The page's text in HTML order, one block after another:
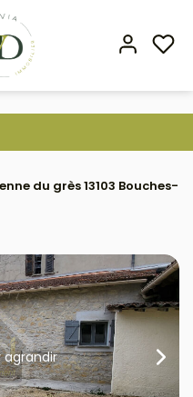
du grès 13103 Bouches-
agrandir